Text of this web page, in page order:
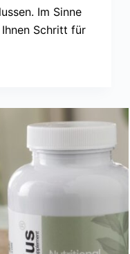
Im Sinne
Schritt für